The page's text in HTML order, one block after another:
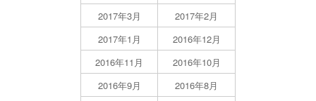
2017年3月
2017年2月
2017年1月
2016年12月
2016年11月
2016年10月
2016年9月
2016年8月